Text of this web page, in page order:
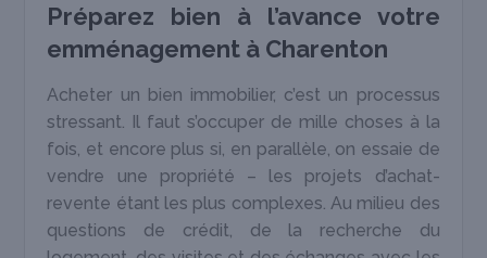
Préparez bien à l’avance votre
emménagement à Charenton
Acheter un bien immobilier, c’est un processus
stressant. Il faut s’occuper de mille choses à la
fois, et encore plus si, en parallèle, on essaie de
vendre une propriété – les projets d’achat-
revente étant les plus complexes. Au milieu des
questions de crédit, de la recherche du